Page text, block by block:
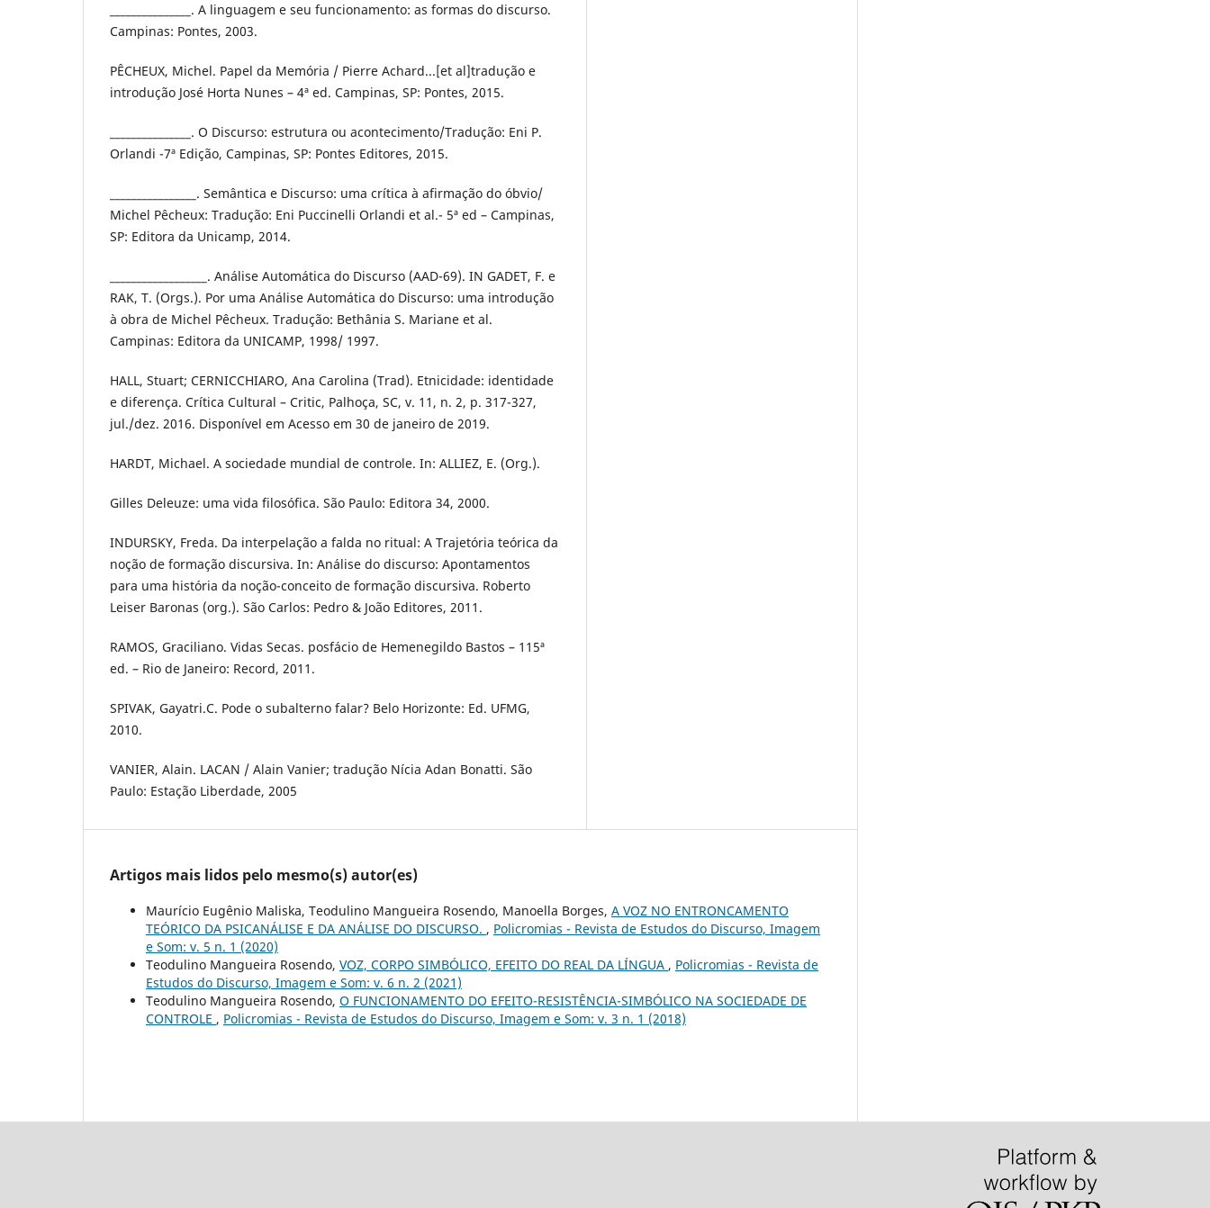
_______________. A linguagem e seu funcionamento: as formas do discurso.
Campinas: Pontes, 2003.
PÊCHEUX, Michel. Papel da Memória / Pierre Achard...[et al]tradução e
introdução José Horta Nunes – 4ª ed. Campinas, SP: Pontes, 2015.
_______________. O Discurso: estrutura ou acontecimento/Tradução: Eni P.
Orlandi -7ª Edição, Campinas, SP: Pontes Editores, 2015.
________________. Semântica e Discurso: uma crítica à afirmação do óbvio/
Michel Pêcheux: Tradução: Eni Puccinelli Orlandi et al.- 5ª ed – Campinas,
SP: Editora da Unicamp, 2014.
__________________. Análise Automática do Discurso (AAD-69). IN GADET, F. e
RAK, T. (Orgs.). Por uma Análise Automática do Discurso: uma introdução
à obra de Michel Pêcheux. Tradução: Bethânia S. Mariane et al.
Campinas: Editora da UNICAMP, 1998/ 1997.
HALL, Stuart; CERNICCHIARO, Ana Carolina (Trad). Etnicidade: identidade
e diferença. Crítica Cultural – Critic, Palhoça, SC, v. 11, n. 2, p. 317-327,
jul./dez. 2016. Disponível em Acesso em 30 de janeiro de 2019.
HARDT, Michael. A sociedade mundial de controle. In: ALLIEZ, E. (Org.).
Gilles Deleuze: uma vida filosófica. São Paulo: Editora 34, 2000.
INDURSKY, Freda. Da interpelação a falda no ritual: A Trajetória teórica da
noção de formação discursiva. In: Análise do discurso: Apontamentos
para uma história da noção-conceito de formação discursiva. Roberto
Leiser Baronas (org.). São Carlos: Pedro & João Editores, 2011.
RAMOS, Graciliano. Vidas Secas. posfácio de Hemenegildo Bastos – 115ª
ed. – Rio de Janeiro: Record, 2011.
SPIVAK, Gayatri.C. Pode o subalterno falar? Belo Horizonte: Ed. UFMG,
2010.
VANIER, Alain. LACAN / Alain Vanier; tradução Nícia Adan Bonatti. São
Paulo: Estação Liberdade, 2005
Artigos mais lidos pelo mesmo(s) autor(es)
Maurício Eugênio Maliska, Teodulino Mangueira Rosendo, Manoella Borges, A VOZ NO ENTRONCAMENTO
TEÓRICO DA PSICANÁLISE E DA ANÁLISE DO DISCURSO. , Policromias - Revista de Estudos do Discurso, Imagem
e Som: v. 5 n. 1 (2020)
Teodulino Mangueira Rosendo, VOZ, CORPO SIMBÓLICO, EFEITO DO REAL DA LÍNGUA , Policromias - Revista de
Estudos do Discurso, Imagem e Som: v. 6 n. 2 (2021)
Teodulino Mangueira Rosendo, O FUNCIONAMENTO DO EFEITO-RESISTÊNCIA-SIMBÓLICO NA SOCIEDADE DE
CONTROLE , Policromias - Revista de Estudos do Discurso, Imagem e Som: v. 3 n. 1 (2018)